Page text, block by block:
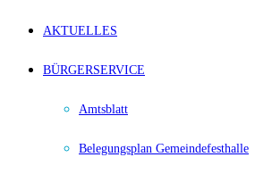
AKTUELLES
BÜRGERSERVICE
Amtsblatt
Belegungsplan Gemeindefesthalle